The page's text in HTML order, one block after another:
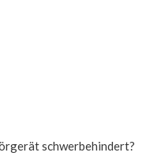
schwerbehindert?